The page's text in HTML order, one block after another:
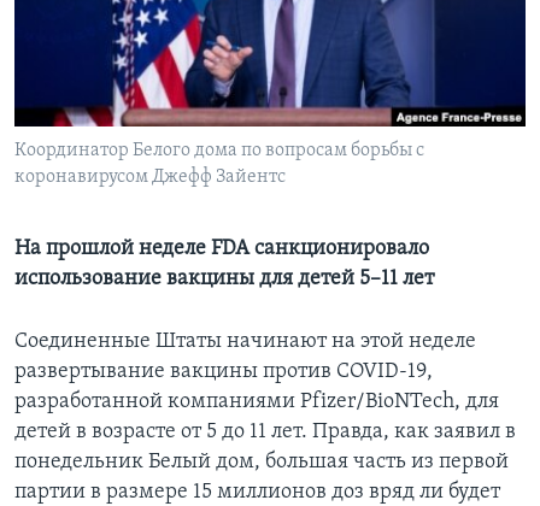
Learning English
СОЦИАЛЬНЫЕ СЕТИ
Координатор Белого дома по вопросам борьбы с
коронавирусом Джефф Зайентс
На прошлой неделе FDA санкционировало
использование вакцины для детей 5–11 лет
Соединенные Штаты начинают на этой неделе
развертывание вакцины против COVID-19,
разработанной компаниями Pfizer/BioNTech, для
детей в возрасте от 5 до 11 лет. Правда, как заявил в
понедельник Белый дом, большая часть из первой
партии в размере 15 миллионов доз вряд ли будет